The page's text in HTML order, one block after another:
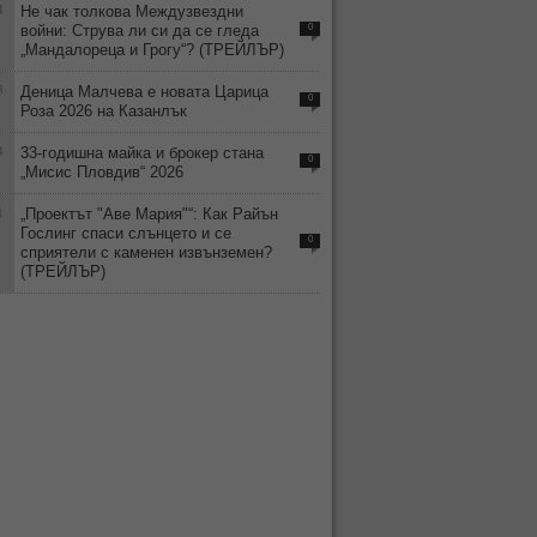
Не чак толкова Междузвездни
войни: Струва ли си да се гледа
„Мандалореца и Грогу“? (ТРЕЙЛЪР)
0
Деница Малчева е новата Царица
Роза 2026 на Казанлък
0
33-годишна майка и брокер стана
„Мисис Пловдив“ 2026
0
„Проектът "Аве Мария"“: Как Райън
Гослинг спаси слънцето и се
сприятели с каменен извънземен?
(ТРЕЙЛЪР)
0